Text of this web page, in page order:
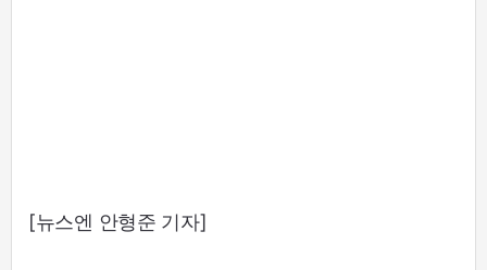
[뉴스엔 안형준 기자]